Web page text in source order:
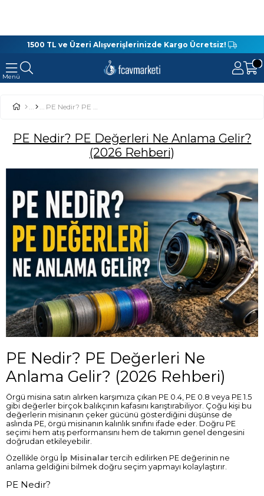
1500 TL ve Üzeri Alışverişlerinizde Kargo Ücretsiz!
PE Nedir? PE Değerleri Ne Anlama Gelir? (2026 Rehberi)
PE Nedir? PE Değerleri Ne Anlama Gelir?
(2026 Rehberi)
PE Nedir? PE Değerleri Ne
Anlama Gelir? (2026 Rehberi)
Örgü misina satın alırken karşımıza çıkan PE 0.4, PE 0.8 veya PE 1.5
gibi değerler birçok balıkçının kafasını karıştırabiliyor. Çoğu kişi bu
değerlerin misinanın çeker gücünü gösterdiğini düşünse de
aslında PE, örgü misinanın kalınlık sınıfını ifade eder. Doğru PE
seçimi hem atış performansını hem de takımın genel dengesini
doğrudan etkileyebilir.
Özellikle örgü İp Misinalar tercih edilirken PE değerinin ne
anlama geldiğini bilmek doğru seçim yapmayı kolaylaştırır.
PE Nedir?